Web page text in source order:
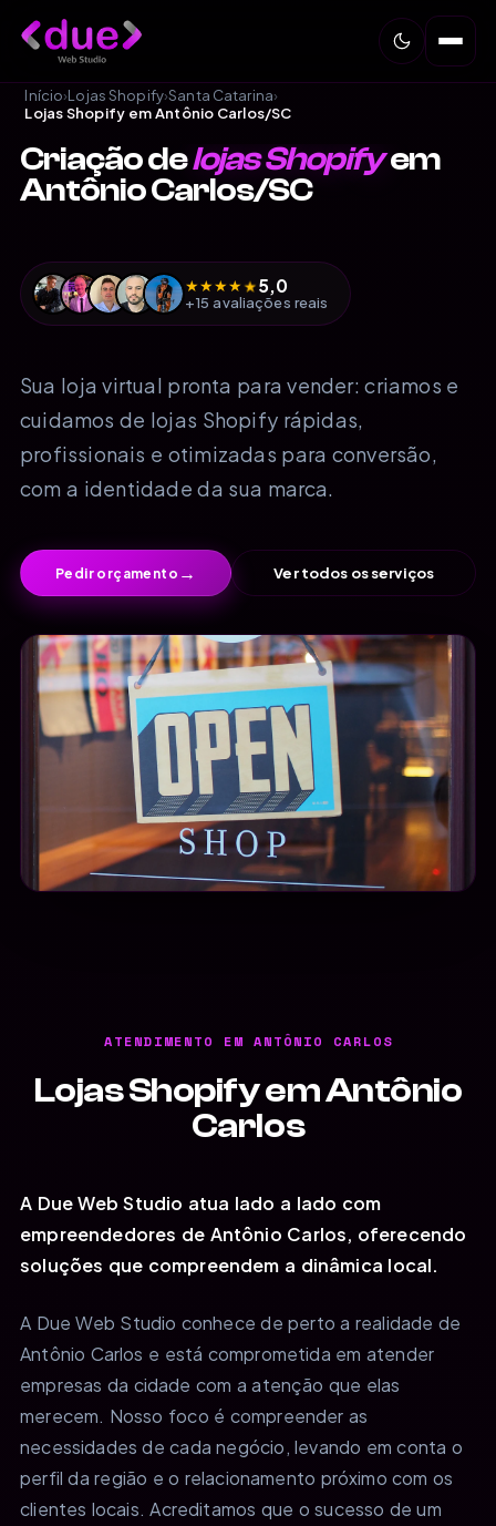
Início›Lojas Shopify›Santa Catarina›
Lojas Shopify em Antônio Carlos/SC
Criação delojas Shopifyem
Antônio Carlos/SC
★★★★★5,0
+15 avaliações reais
Sua loja virtual pronta para vender: criamos e
cuidamos de lojas Shopify rápidas,
profissionais e otimizadas para conversão,
com a identidade da sua marca.
Pedir orçamento → Ver todos os serviços
ATENDIMENTO EM ANTÔNIO CARLOS
Lojas Shopify em Antônio
Carlos
A Due Web Studio atua lado a lado com
empreendedores de Antônio Carlos, oferecendo
soluções que compreendem a dinâmica local.
A Due Web Studio conhece de perto a realidade de
Antônio Carlos e está comprometida em atender
empresas da cidade com a atenção que elas
merecem. Nosso foco é compreender as
necessidades de cada negócio, levando em conta o
perfil da região e o relacionamento próximo com os
clientes locais. Acreditamos que o sucesso de um